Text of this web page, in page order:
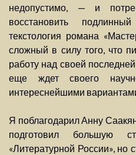
недопустимо, — и
восстановить
текстология романа
сложный в силу того, что
работу над своей
еще ждет своего
интереснейшими
Я поблагодарил Анну
подготовил большую
«Литературной России», но